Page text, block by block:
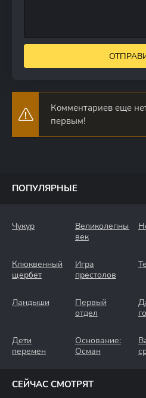
Комментариев еще
первым!
ПОПУЛЯРНЫЕ
Чукур
Великолепный
век
Клюквенный
щербет
Игра
престолов
Ландыши
Первый
отдел
Дети
перемен
Основание:
Осман
СЕЙЧАС СМОТРЯТ